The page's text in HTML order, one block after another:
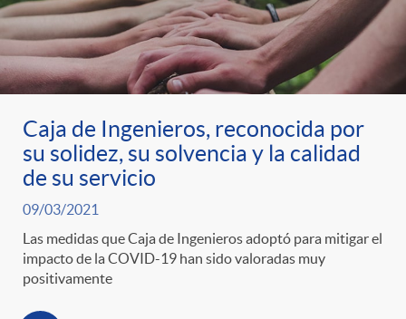
Caja de Ingenieros, reconocida por
su solidez, su solvencia y la calidad
de su servicio
09/03/2021
Las medidas que Caja de Ingenieros adoptó para mitigar el
impacto de la COVID-19 han sido valoradas muy
positivamente